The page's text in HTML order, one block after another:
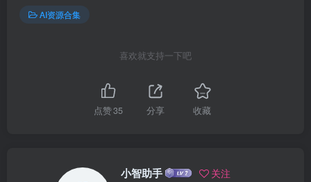
AI资源合集
喜欢就支持一下吧
点赞35 分享 收藏
小智助手 关注